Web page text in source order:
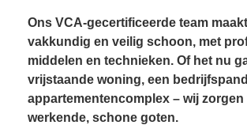
Ons VCA-gecertificeerde team
vakkundig en veilig schoon, met
middelen en technieken. Of het nu
vrijstaande woning, een
appartementencomplex – wij zorgen
werkende, schone goten.